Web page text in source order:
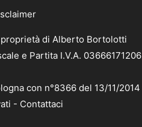
di Alberto Bortolotti
e Partita I.V.A. 03666171206
con n°8366 del 13/11/2014
- Contattaci